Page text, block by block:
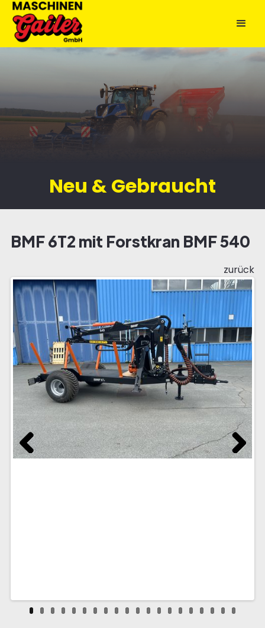
Neu & Gebraucht
BMF 6T2 mit Forstkran BMF 540
zurück